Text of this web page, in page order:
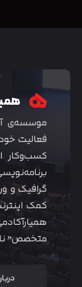
فعالیت
کسب‌و‌کار
گرافیک و
کمک
متخصص”